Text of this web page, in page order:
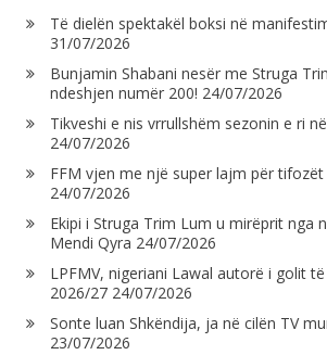
Të dielën spektakël boksi në
31/07/2026
Bunjamin Shabani nesër me Struga
ndeshjen numër 200! 24/07/2026
Tikveshi e nis vrrullshëm sezonin e ri
24/07/2026
FFM vjen me një super lajm për tifozët
24/07/2026
Ekipi i Struga Trim Lum u mirëprit nga
Mendi Qyra 24/07/2026
LPFMV, nigeriani Lawal autorë i golit
2026/27 24/07/2026
Sonte luan Shkëndija, ja në cilën TV
23/07/2026